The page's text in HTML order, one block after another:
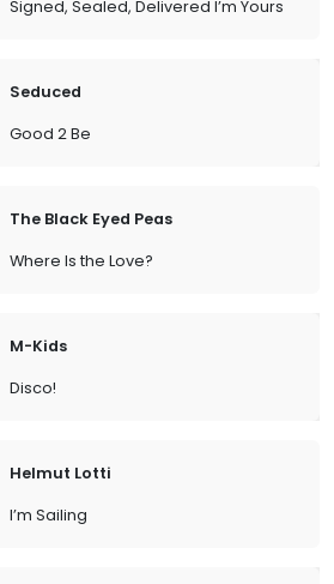
Signed, Sealed, Delivered I’m Yours
Seduced
Good 2 Be
The Black Eyed Peas
Where Is the Love?
M-Kids
Disco!
Helmut Lotti
I’m Sailing